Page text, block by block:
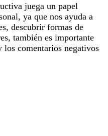
juega un papel
ya que nos ayuda a
descubrir formas de
también es importante
los comentarios negativos